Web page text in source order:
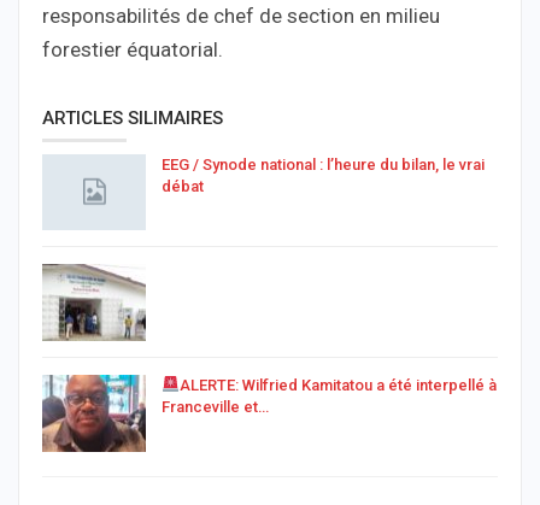
responsabilités de chef de section en milieu
forestier équatorial.
ARTICLES SILIMAIRES
EEG / Synode national : l’heure du bilan, le vrai
débat
ALERTE: Wilfried Kamitatou a été interpellé à
Franceville et…